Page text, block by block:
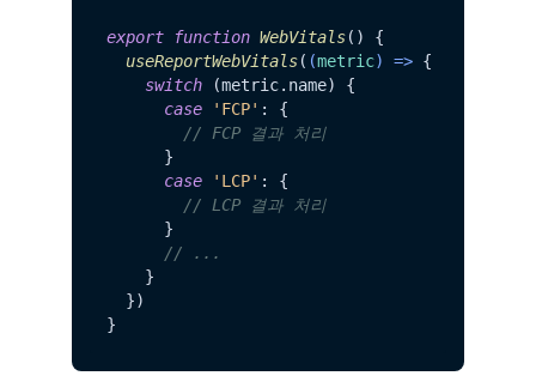
export function WebVitals( ) {
useReportWebVitals( (metric) => {
switch (metric. name) {
case
'FCP' : {
// FCP 결과 처리
      }
case
'LCP' : {
// LCP 결과 처리
      }
// ...
    }
  })